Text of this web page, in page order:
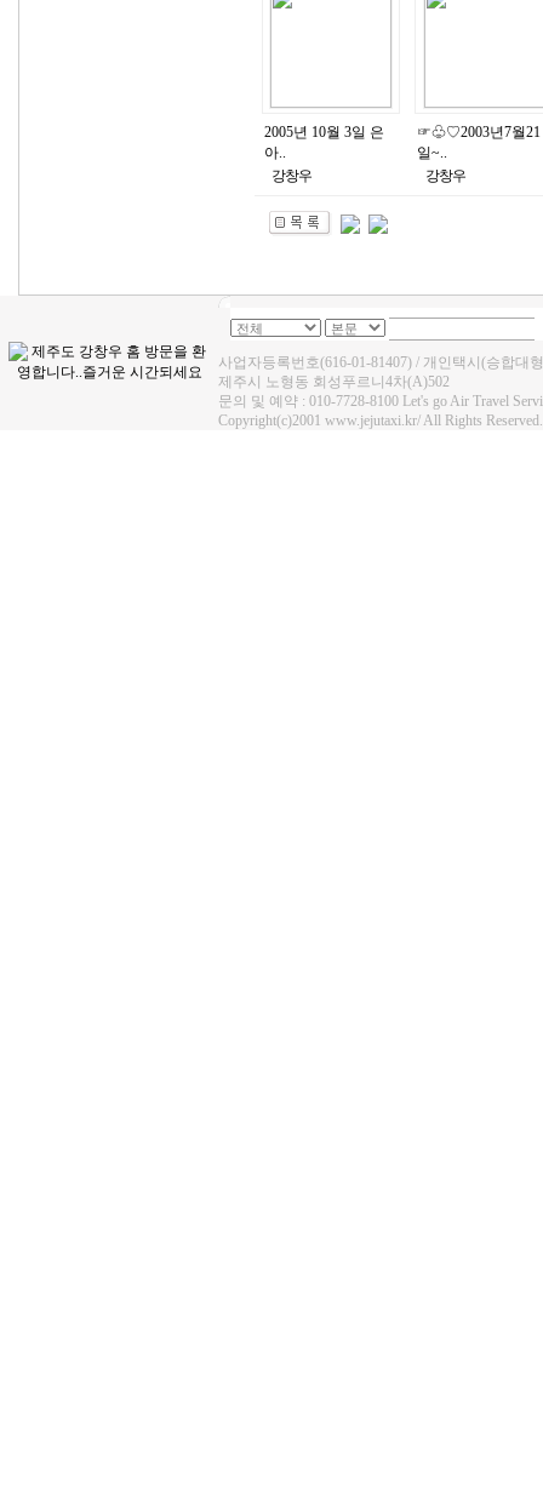
2005년 10월 3일 은
아..
강창우
☞♧♡2003년7월21
일~..
강창우
사업자등록번호(616-01-81407) / 개인택시(승합대
제주시 노형동 회성푸르니4차(A)502
문의 및 예약 : 010-7728-8100 Let's go Air Travel
Copyright(c)2001 www.jejutaxi.kr/ All Rights Reserved.